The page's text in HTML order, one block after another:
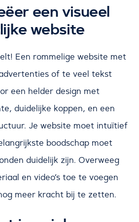
een visueel
website
Een rommelige website met
of te veel tekst
een helder design met
duidelijke koppen, en een
Je website moet intuïtief
boodschap moet
duidelijk zijn. Overweeg
en video’s toe te voegen
meer kracht bij te zetten.